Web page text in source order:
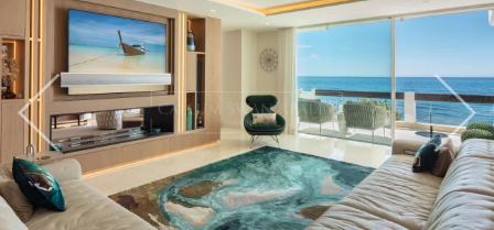
Previous Next